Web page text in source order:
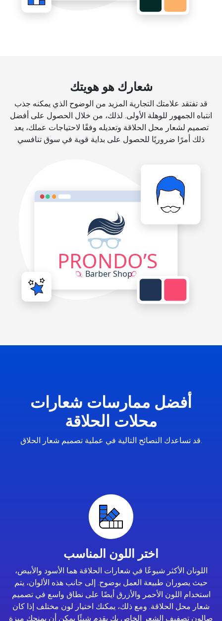
شعارك هو هويتك
قد تفتقد علامتك التجارية المزيد من الوضوح الذي يمكنه جذب
انتباه الجمهور للوهلة الأولى. لذلك، من خلال الحصول على أفضل
تصميم لشعار محل الحلاقة وتعديله وفقًا لاحتياجات عملك، يعد
ذلك أمرًا ضروريًا للحصول على بداية قوية في سوق تنافسي
أفضل ممارسات شعارات
محلات الحلاقة
قد تساعدك النصائح التالية في عملية تصميم شعار الحلاق.
اختر اللون المناسب
اللونان الأكثر شيوعًا في شعارات الحلاقة هما الأسود والأبيض،
حيث يصوران طبيعة العمل بوضوح. إلى جانب هذه الألوان، يتم
استخدام اللون الأحمر والأزرق أيضًا على نطاق واسع في تصميم
شعار محل الحلاقة. ومع ذلك، يمكنك اختيار لون مختلف إذا كان
صالون تصفيف الشعر الخاص بك يقدم شيئًا يمكن أن يمنحك ميزة